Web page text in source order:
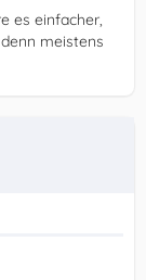
es einfacher,
meistens